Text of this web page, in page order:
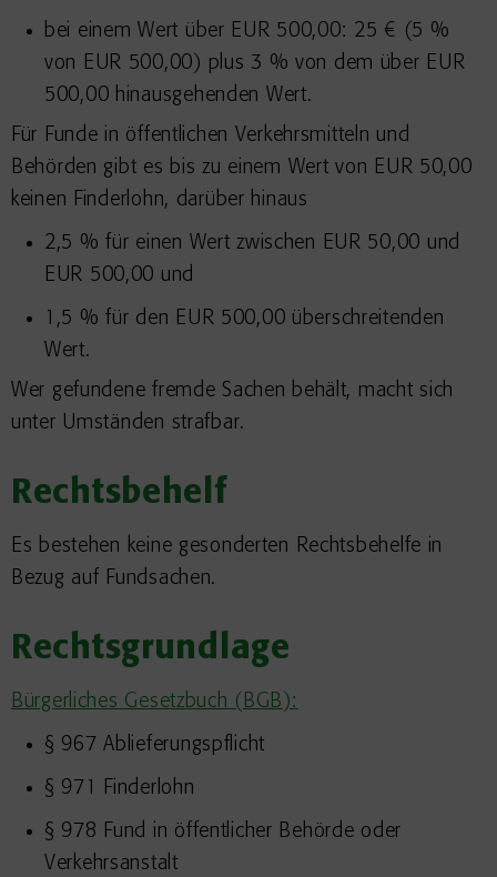
bei einem Wert über EUR 500,00: 25 € (5 %
von EUR 500,00) plus 3 % von dem über EUR
500,00 hinausgehenden Wert.
Für Funde in öffentlichen Verkehrsmitteln und
Behörden gibt es bis zu einem Wert von EUR 50,00
keinen Finderlohn, darüber hinaus
2,5 % für einen Wert zwischen EUR 50,00 und
EUR 500,00 und
1,5 % für den EUR 500,00 überschreitenden
Wert.
Wer gefundene fremde Sachen behält, macht sich
unter Umständen strafbar.
Rechtsbehelf
Es bestehen keine gesonderten Rechtsbehelfe in
Bezug auf Fundsachen.
Rechtsgrundlage
Bürgerliches Gesetzbuch (BGB):
§ 967 Ablieferungspflicht
§ 971 Finderlohn
§ 978 Fund in öffentlicher Behörde oder
Verkehrsanstalt